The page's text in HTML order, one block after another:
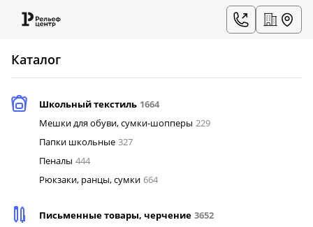
Каталог
Школьный текстиль 1664
Мешки для обуви, сумки-шопперы 229
Папки школьные 327
Пеналы 444
Рюкзаки, ранцы, сумки 664
Письменные товары, черчение 3652